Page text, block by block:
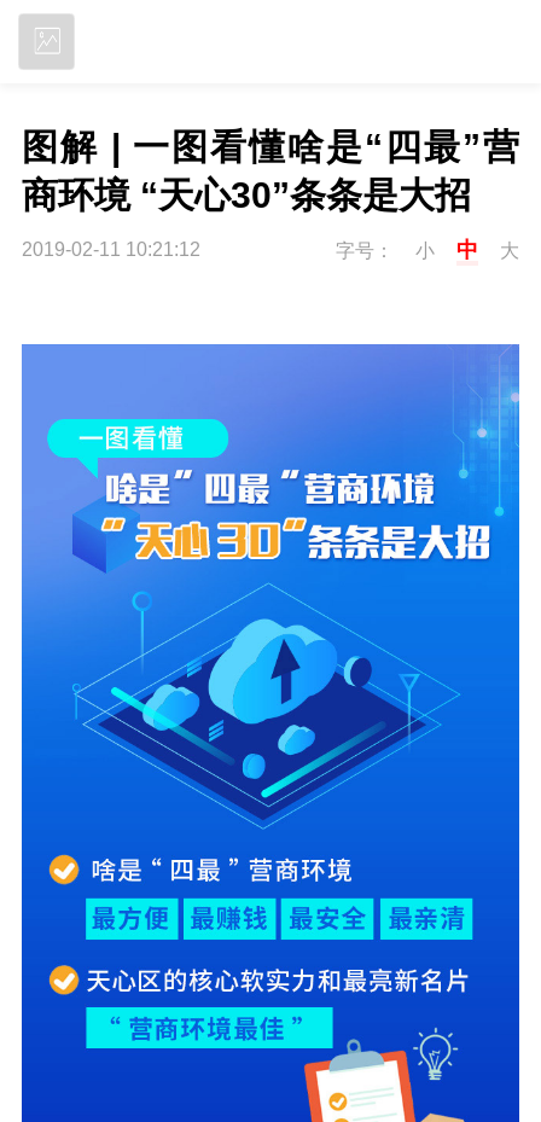
图解 | 一图看懂啥是“四最”营
商环境 “天心30”条条是大招
2019-02-11 10:21:12 字号： 小 中 大